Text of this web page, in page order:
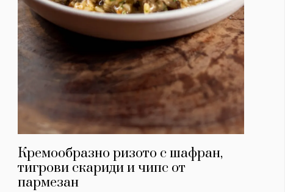
Кремообразно ризото с шафран,
тигрови скариди и чипс от
пармезан